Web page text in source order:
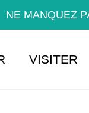
NE MANQUEZ
VISITER